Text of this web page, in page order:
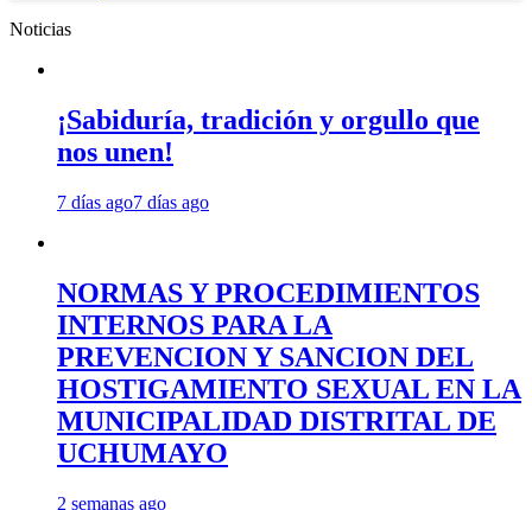
Noticias
¡Sabiduría, tradición y orgullo que
nos unen!
7 días ago7 días ago
NORMAS Y PROCEDIMIENTOS
INTERNOS PARA LA
PREVENCION Y SANCION DEL
HOSTIGAMIENTO SEXUAL EN LA
MUNICIPALIDAD DISTRITAL DE
UCHUMAYO
2 semanas ago